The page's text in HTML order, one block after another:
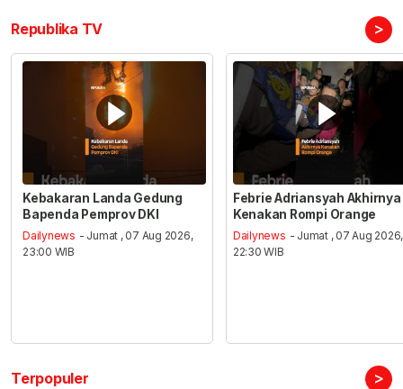
Republika TV >
Kebakaran Landa Gedung
Bapenda Pemprov DKI
Dailynews - Jumat , 07 Aug 2026,
23:00 WIB
Febrie Adriansyah Akhirnya
Kenakan Rompi Orange
Dailynews - Jumat , 07 Aug 2026,
22:30 WIB
Terpopuler >